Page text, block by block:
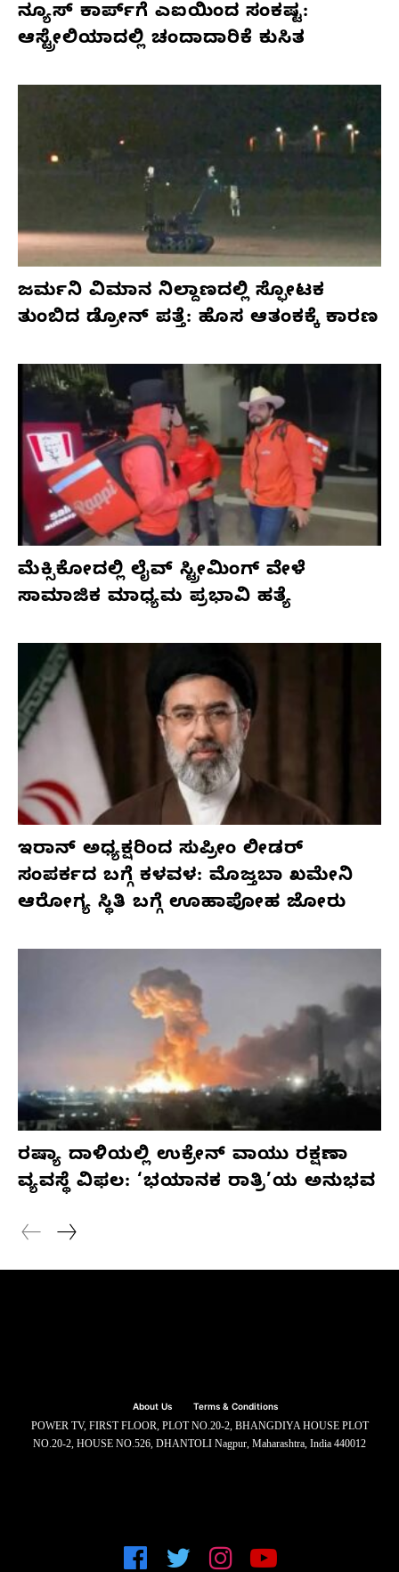
ನ್ಯೂಸ್ ಕಾರ್ಪ್‌ಗೆ ಎಐಯಿಂದ ಸಂಕಷ್ಟ:
ಆಸ್ಟ್ರೇಲಿಯಾದಲ್ಲಿ ಚಂದಾದಾರಿಕೆ ಕುಸಿತ
ಜರ್ಮನಿ ವಿಮಾನ ನಿಲ್ದಾಣದಲ್ಲಿ ಸ್ಫೋಟಕ
ತುಂಬಿದ ಡ್ರೋನ್ ಪತ್ತೆ: ಹೊಸ ಆತಂಕಕ್ಕೆ ಕಾರಣ
ಮೆಕ್ಸಿಕೋದಲ್ಲಿ ಲೈವ್ ಸ್ಟ್ರೀಮಿಂಗ್ ವೇಳೆ
ಸಾಮಾಜಿಕ ಮಾಧ್ಯಮ ಪ್ರಭಾವಿ ಹತ್ಯೆ
ಇರಾನ್ ಅಧ್ಯಕ್ಷರಿಂದ ಸುಪ್ರೀಂ ಲೀಡರ್
ಸಂಪರ್ಕದ ಬಗ್ಗೆ ಕಳವಳ: ಮೊಜ್ತಬಾ ಖಮೇನಿ
ಆರೋಗ್ಯ ಸ್ಥಿತಿ ಬಗ್ಗೆ ಊಹಾಪೋಹ ಜೋರು
ರಷ್ಯಾ ದಾಳಿಯಲ್ಲಿ ಉಕ್ರೇನ್ ವಾಯು ರಕ್ಷಣಾ
ವ್ಯವಸ್ಥೆ ವಿಫಲ: ‘ಭಯಾನಕ ರಾತ್ರಿ’ಯ ಅನುಭವ
About Us Terms & Conditions
POWER TV, FIRST FLOOR, PLOT NO.20-2, BHANGDIYA HOUSE PLOT
NO.20-2, HOUSE NO.526, DHANTOLI Nagpur, Maharashtra, India 440012